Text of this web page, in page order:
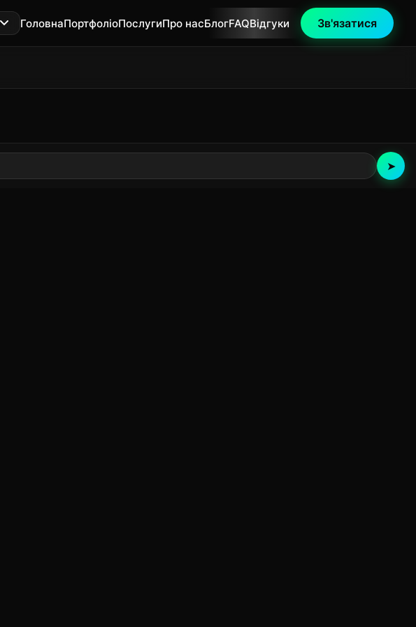
ГоловнаПортфоліоПослугиПро насБлогFAQВідгуки Зв'язатися
➤